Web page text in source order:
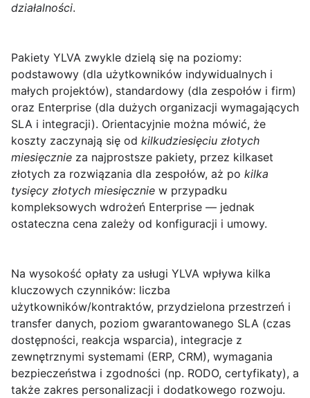
działalności.
Pakiety YLVA zwykle dzielą się na poziomy:
podstawowy (dla użytkowników indywidualnych i
małych projektów), standardowy (dla zespołów i firm)
oraz Enterprise (dla dużych organizacji wymagających
SLA i integracji). Orientacyjnie można mówić, że
koszty zaczynają się od kilkudziesięciu złotych
miesięcznie za najprostsze pakiety, przez kilkaset
złotych za rozwiązania dla zespołów, aż po kilka
tysięcy złotych miesięcznie w przypadku
kompleksowych wdrożeń Enterprise — jednak
ostateczna cena zależy od konfiguracji i umowy.
Na wysokość opłaty za usługi YLVA wpływa kilka
kluczowych czynników: liczba
użytkowników/kontraktów, przydzielona przestrzeń i
transfer danych, poziom gwarantowanego SLA (czas
dostępności, reakcja wsparcia), integracje z
zewnętrznymi systemami (ERP, CRM), wymagania
bezpieczeństwa i zgodności (np. RODO, certyfikaty), a
także zakres personalizacji i dodatkowego rozwoju.